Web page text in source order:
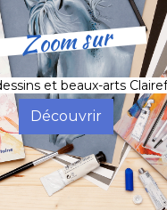
Zoom sur
et beaux-arts
Découvrir